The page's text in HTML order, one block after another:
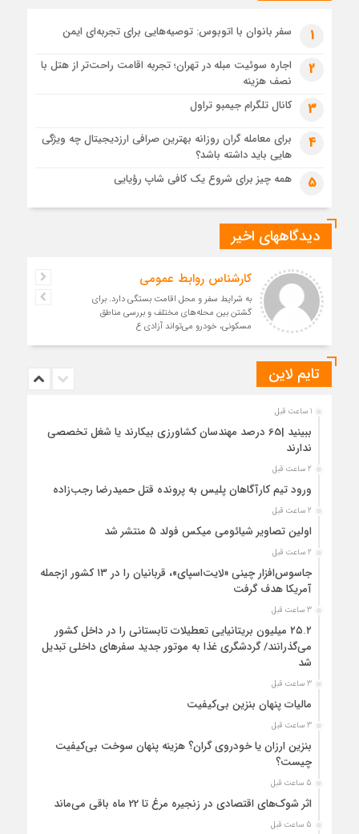
1 سفر بانوان با اتوبوس: توصیه‌هایی برای تجربه‌ای ایمن
2
اجاره سوئیت مبله در تهران؛ تجربه اقامت راحت‌تر از هتل با
نصف هزینه
3 کانال تلگرام جیمبو تراول
4
برای معامله گران روزانه بهترین صرافی ارزدیجیتال چه ویژگی
هایی باید داشته باشد؟
5 همه چیز برای شروع یک کافی شاپ رؤیایی
دیدگاههای اخیر
کارشناس روابط عمومی
به شرایط سفر و محل اقامت بستگی دارد. برای
گشتن بین محله‌های مختلف و بررسی مناطق
مسکونی، خودرو می‌تواند آزادی ع
تایم لاین
1 ساعت قبل
ببینید |65 درصد مهندسان کشاورزی بیکارند یا شغل تخصصی
ندارند
2 ساعت قبل
ورود تیم کارآگاهان پلیس به پرونده قتل حمیدرضا رجب‌زاده
2 ساعت قبل
اولین تصاویر شیائومی میکس فولد ۵ منتشر شد
2 ساعت قبل
جاسوس‌افزار چینی «لایت‌اسپای»، قربانیان را در ۱۳ کشور ازجمله
آمریکا هدف گرفت
3 ساعت قبل
۲۵.۲ میلیون بریتانیایی تعطیلات تابستانی را در داخل کشور
می‌گذرانند/ گردشگری غذا به موتور جدید سفرهای داخلی تبدیل
شد
3 ساعت قبل
مالیات پنهان بنزین بی‌کیفیت
3 ساعت قبل
بنزین ارزان یا خودروی گران؟ هزینه پنهان سوخت بی‌کیفیت
چیست؟
5 ساعت قبل
اثر شوک‌های اقتصادی در زنجیره مرغ تا 22 ماه باقی می‌ماند
5 ساعت قبل